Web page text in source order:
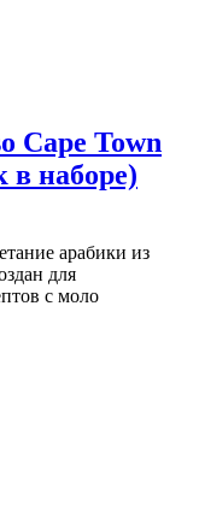
Cape Town
в наборе)
арабики из
для
с моло